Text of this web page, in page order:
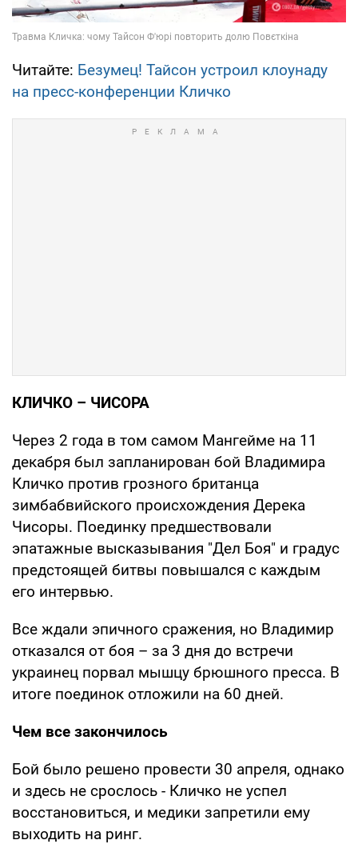
Читайте: Безумец! Тайсон устроил клоунаду
на пресс-конференции Кличко
КЛИЧКО – ЧИСОРА
Через 2 года в том самом Мангейме на 11
декабря был запланирован бой Владимира
Кличко против грозного британца
зимбабвийского происхождения Дерека
Чисоры. Поединку предшествовали
эпатажные высказывания "Дел Боя" и градус
предстоящей битвы повышался с каждым
его интервью.
Все ждали эпичного сражения, но Владимир
отказался от боя – за 3 дня до встречи
украинец порвал мышцу брюшного пресса. В
итоге поединок отложили на 60 дней.
Чем все закончилось
Бой было решено провести 30 апреля, однако
и здесь не срослось - Кличко не успел
восстановиться, и медики запретили ему
выходить на ринг.